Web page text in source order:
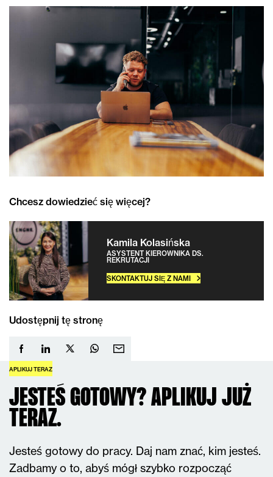
Chcesz dowiedzieć się więcej?
Kamila Kolasińska
ASYSTENT KIEROWNIKA DS.
REKRUTACJI
SKONTAKTUJ SIĘ Z NAMI
Udostępnij tę stronę
APLIKUJ TERAZ
JESTEŚ GOTOWY? APLIKUJ JUŻ
TERAZ.
Jesteś gotowy do pracy. Daj nam znać, kim jesteś.
Zadbamy o to, abyś mógł szybko rozpocząć